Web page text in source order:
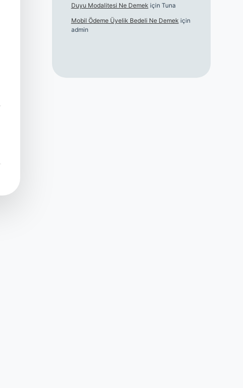
Duyu Modalitesi Ne Demek için Tuna
Mobil Ödeme Üyelik Bedeli Ne Demek için
admin